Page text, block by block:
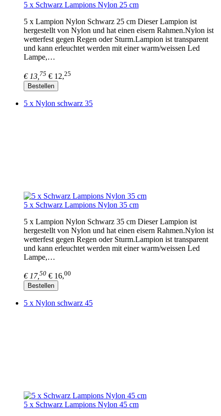
5 x Schwarz Lampions Nylon 25 cm
5 x Lampion Nylon Schwarz 25 cm Dieser Lampion ist
hergestellt von Nylon und hat einen eisern Rahmen.Nylon ist
wetterfest gegen Regen oder Sturm.Lampion ist transparent
und kann erleuchtet werden mit einer warm/weissen Led
Lampe,…
€ 13, 75 € 12,25
Bestellen
5 x Nylon schwarz 35
5 x Schwarz Lampions Nylon 35 cm
5 x Lampion Nylon Schwarz 35 cm Dieser Lampion ist
hergestellt von Nylon und hat einen eisern Rahmen.Nylon ist
wetterfest gegen Regen oder Sturm.Lampion ist transparent
und kann erleuchtet werden mit einer warm/weissen Led
Lampe,…
€ 17, 50 € 16,00
Bestellen
5 x Nylon schwarz 45
5 x Schwarz Lampions Nylon 45 cm